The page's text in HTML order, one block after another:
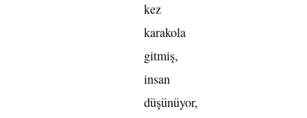
kez
karakola
gitmiş,
insan
düşünüyor,